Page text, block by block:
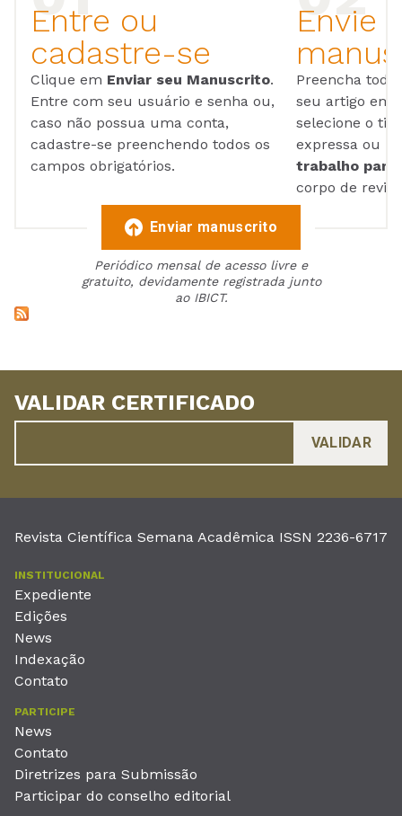
Entre ou
cadastre-se
Clique em Enviar seu Manuscrito.
Entre com seu usuário e senha ou,
caso não possua uma conta,
cadastre-se preenchendo todos os
campos obrigatórios.
Envie
Preencha
seu artigo em
selecione o
expressa ou
trabalho para
corpo de
Enviar manuscrito
Periódico mensal de acesso livre e
gratuito, devidamente registrada junto
ao IBICT.
VALIDAR CERTIFICADO
Revista Científica Semana Acadêmica ISSN 2236-6717
INSTITUCIONAL
Expediente
Edições
News
Indexação
Contato
PARTICIPE
News
Contato
Diretrizes para Submissão
Participar do conselho editorial